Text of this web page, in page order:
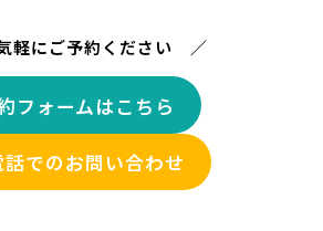
軽にご予約ください ／
フォームはこちら
話でのお問い合わせ